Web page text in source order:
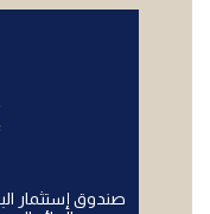
صندوق إستثمار